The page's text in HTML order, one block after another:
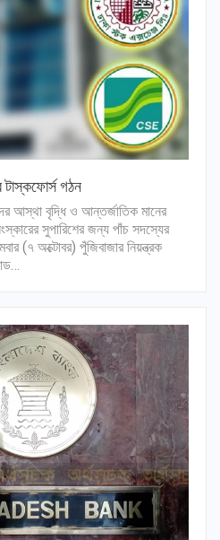
টাস্কফোর্স গঠন
আস্থা বৃদ্ধি ও আন্তর্জাতিক মানের
সুপারিশের জন্য পাঁচ সদস্যের
(৭ অক্টোবর) পুঁজিবাজার নিয়ন্ত্রক